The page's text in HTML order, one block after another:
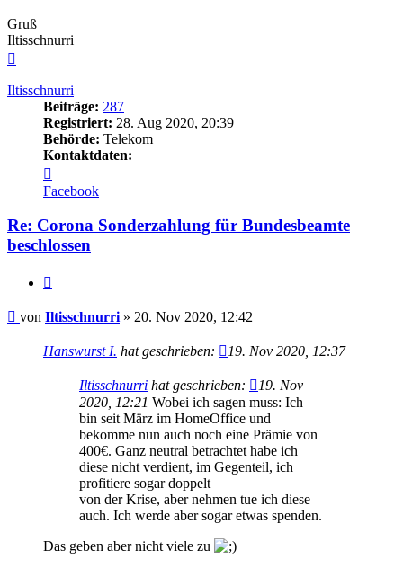
Gruß
Iltisschnurri
Iltisschnurri
Beiträge: 287
Registriert: 28. Aug 2020, 20:39
Behörde: Telekom
Kontaktdaten:
von
Iltisschnurri
Facebook
Re: Corona Sonderzahlung für Bundesbeamte
beschlossen
Beitrag
von Iltisschnurri » 20. Nov 2020, 12:42
Hanswurst I. hat geschrieben: 19. Nov 2020, 12:37
Iltisschnurri hat geschrieben:
19. Nov
2020, 12:21 Wobei ich sagen muss: Ich
bin seit März im HomeOffice und
bekomme nun auch noch eine Prämie von
400€. Ganz neutral betrachtet habe ich
diese nicht verdient, im Gegenteil, ich
profitiere sogar doppelt
von der Krise, aber nehmen tue ich diese
auch. Ich werde aber sogar etwas spenden.
Das geben aber nicht viele zu